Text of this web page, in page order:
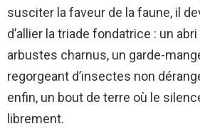
susciter la faveur de la faune, il
d’allier la triade fondatrice : un
arbustes charnus, un garde-
regorgeant d’insectes non
enfin, un bout de terre où le
librement.